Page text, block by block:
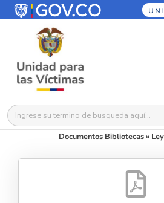
Buscar:
Documentos Bibliotecas»